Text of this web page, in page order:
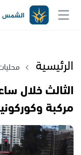
الرئيسية
الثالث خلال
مركبة